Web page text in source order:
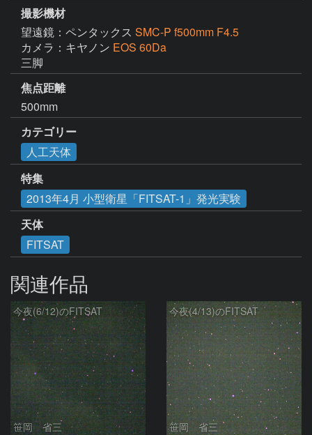
撮影機材
望遠鏡：ペンタックス SMC-P f500mm F4.5
カメラ：キヤノン EOS 60Da
三脚
焦点距離
500mm
カテゴリー
人工天体
特集
2013年4月 小型衛星「FITSAT-1」発光実験
天体
FITSAT
関連作品
今夜(6/12)のFITSAT
笹岡 省三
今夜(4/13)のFITSAT
笹岡 省三